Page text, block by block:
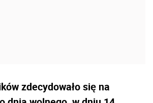
zdecydowało się na